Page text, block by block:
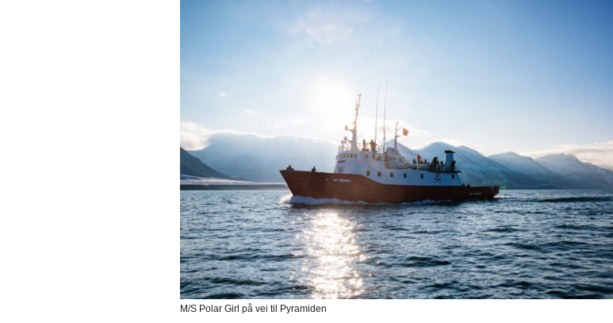
M/S Polar Girl på vei til Pyramiden